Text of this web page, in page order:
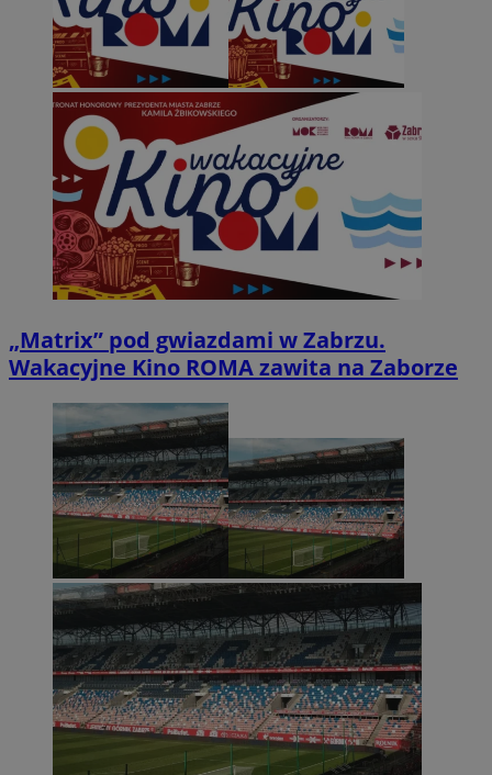
„Matrix” pod gwiazdami w Zabrzu.
Wakacyjne Kino ROMA zawita na Zaborze